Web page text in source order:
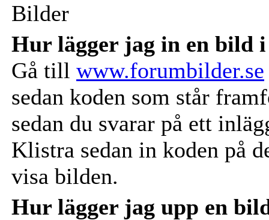
Bilder
Hur lägger jag in en bild
Gå till www.forumbilder.se
sedan koden som står
sedan du svarar på ett
Klistra sedan in koden på
visa bilden.
Hur lägger jag upp en